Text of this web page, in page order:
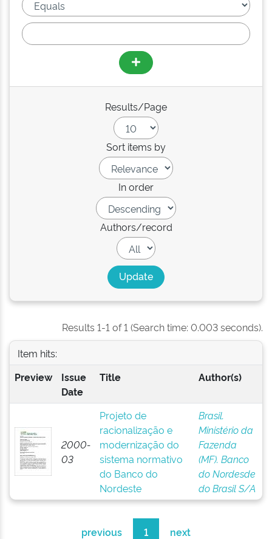
Results/Page
Sort items by
In order
Authors/record
Results 1-1 of 1 (Search time: 0.003 seconds).
Item hits:
Preview
Issue
Date
Title Author(s)
2000-
03
Projeto de
racionalização e
modernização do
sistema normativo
do Banco do
Nordeste
Brasil.
Ministério da
Fazenda
(MF). Banco
do Nordesde
do Brasil S/A
previous 1 next